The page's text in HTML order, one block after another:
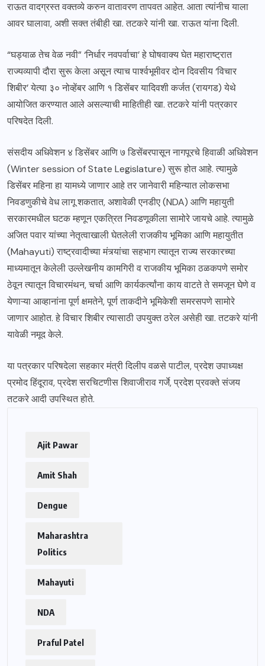
राऊत वादग्रस्त वक्तव्ये करुन वातावरण तापवत आहेत. आता त्यांनीच याला
आवर घालावा, अशी सक्त तंबीही खा. तटकरे यांनी खा. राऊत यांना दिली.
“घड्याळ तेच वेळ नवी” ‘निर्धार नवपर्वाचा’ हे घोषवाक्य घेत महाराष्ट्रात
राज्यव्यापी दौरा सुरू केला असून त्याच पार्श्वभूमीवर दोन दिवसीय ‘विचार
शिबीर’ येत्या ३० नोव्हेंबर आणि १ डिसेंबर यादिवशी कर्जत (रायगड) येथे
आयोजित करण्यात आले असल्याची माहितीही खा. तटकरे यांनी पत्रकार
परिषदेत दिली.
संसदीय अधिवेशन ४ डिसेंबर आणि ७ डिसेंबरपासून नागपूरचे हिवाळी अधिवेशन
(Winter session of State Legislature) सुरू होत आहे. त्यामुळे
डिसेंबर महिना हा यामध्ये जाणार आहे तर जानेवारी महिन्यात लोकसभा
निवडणुकीचे वेध लागू शकतात, अशावेळी एनडीए (NDA) आणि महायुती
सरकारमधील घटक म्हणून एकत्रित निवडणूकीला सामोरे जायचे आहे. त्यामुळे
अजित पवार यांच्या नेतृत्वाखाली घेतलेली राजकीय भूमिका आणि महायुतीत
(Mahayuti) राष्ट्रवादीच्या मंत्र्यांचा सहभाग त्यातून राज्य सरकारच्या
माध्यमातून केलेली उल्लेखनीय कामगिरी व राजकीय भूमिका ठळकपणे समोर
ठेवून त्यातून विचारमंथन, चर्चा आणि कार्यकर्त्यांना काय वाटते ते समजून घेणे व
येणाऱ्या आव्हानांना पूर्ण क्षमतेने, पूर्ण ताकदीने भूमिकेशी समरसपणे सामोरे
जाणार आहोत. हे विचार शिबीर त्यासाठी उपयुक्त ठरेल असेही खा. तटकरे यांनी
यावेळी नमूद केले.
या पत्रकार परिषदेला सहकार मंत्री दिलीप वळसे पाटील, प्रदेश उपाध्यक्ष
प्रमोद हिंदूराव, प्रदेश सरचिटणीस शिवाजीराव गर्जे, प्रदेश प्रवक्ते संजय
तटकरे आदी उपस्थित होते.
Ajit Pawar
Amit Shah
Dengue
Maharashtra
Politics
Mahayuti
NDA
Praful Patel